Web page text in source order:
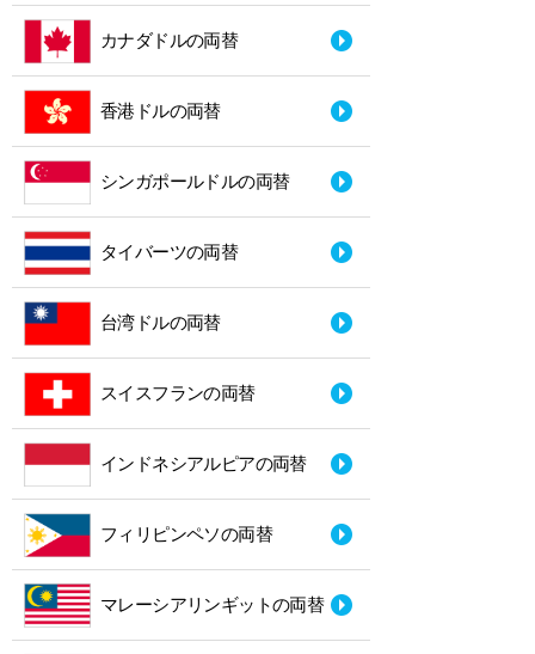
カナダドルの両替
香港ドルの両替
シンガポールドルの両替
タイバーツの両替
台湾ドルの両替
スイスフランの両替
インドネシアルピアの両替
フィリピンペソの両替
マレーシアリンギットの両替